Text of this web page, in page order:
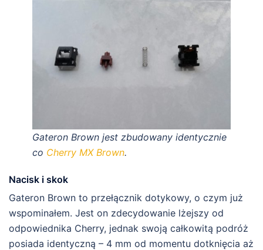
Gateron Brown jest zbudowany identycznie
co Cherry MX Brown.
Nacisk i skok
Gateron Brown to przełącznik dotykowy, o czym już
wspominałem. Jest on zdecydowanie lżejszy od
odpowiednika Cherry, jednak swoją całkowitą podróż
posiada identyczną – 4 mm od momentu dotknięcia aż